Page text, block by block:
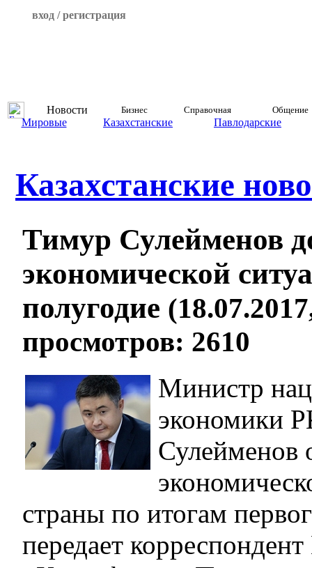
вход / регистрация
Новости Бизнес Справочная Общение
Мировые Казахстанские Павлодарские
Казахстанские
Тимур Сулейменов
экономической
полугодие
просмотров: 2610
Министр
экономики
Сулейменов
страны по итогам
передает